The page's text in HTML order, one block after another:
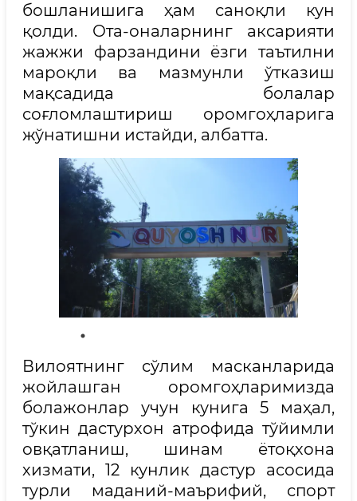
бошланишига ҳам саноқли кун
қолди. Ота-оналарнинг аксарияти
жажжи фарзандини ёзги таътилни
мароқли ва мазмунли ўтказиш
мақсадида болалар
соғломлаштириш оромгоҳларига
жўнатишни истайди, албатта.
Вилоятнинг сўлим масканларида
жойлашган оромгоҳларимизда
болажонлар учун кунига 5 маҳал,
тўкин дастурхон атрофида тўйимли
овқатланиш, шинам ётоқхона
хизмати, 12 кунлик дастур асосида
турли маданий-маърифий, спорт